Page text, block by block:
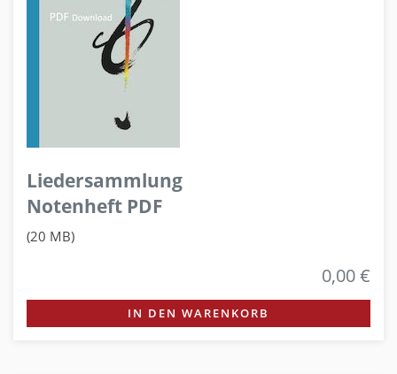
Liedersammlung
Notenheft PDF
(20 MB)
0,00 €
IN DEN WARENKORB